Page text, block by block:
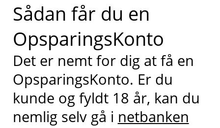
Sådan får du en
OpsparingsKonto
Det er nemt for dig at få en
OpsparingsKonto. Er du
kunde og fyldt 18 år, kan du
nemlig selv gå i netbanken